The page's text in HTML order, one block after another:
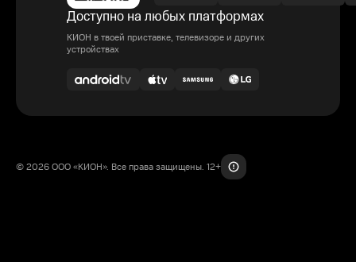
Доступно на любых платформах
КИОН в твоей приставке, телевизоре и других
устройствах
© 2026 ООО «КИОН». Все права защищены. 12+